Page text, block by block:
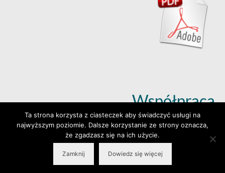
Współpraca
Dowiedz się więcej (klik)
© 2026 Wylepianki - Made by: www.prosteWWW.pl
Ta strona korzysta z ciasteczek aby świadczyć usługi na
najwyższym poziomie. Dalsze korzystanie ze strony oznacza,
że zgadzasz się na ich użycie.
Zamknij Dowiedz się więcej